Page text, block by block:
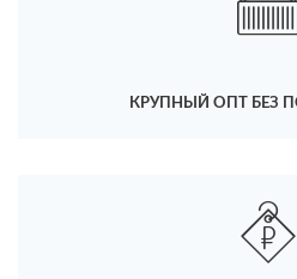
КРУПНЫЙ ОПТ БЕЗ